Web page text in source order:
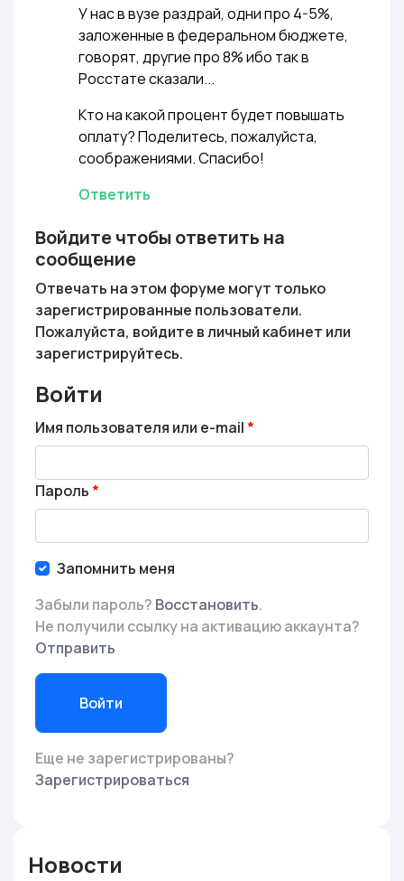
У нас в вузе раздрай, одни про 4-5%,
заложенные в федеральном бюджете,
говорят, другие про 8% ибо так в
Росстате сказали...
Кто на какой процент будет повышать
оплату? Поделитесь, пожалуйста,
соображениями. Спасибо!
Ответить
Войдите чтобы ответить на
сообщение
Отвечать на этом форуме могут только
зарегистрированные пользователи.
Пожалуйста, войдите в личный кабинет или
зарегистрируйтесь.
Войти
Имя пользователя или e-mail
Пароль
Запомнить меня
Забыли пароль? Восстановить.
Не получили ссылку на активацию аккаунта?
Отправить
Войти
Еще не зарегистрированы?
Зарегистрироваться
Новости